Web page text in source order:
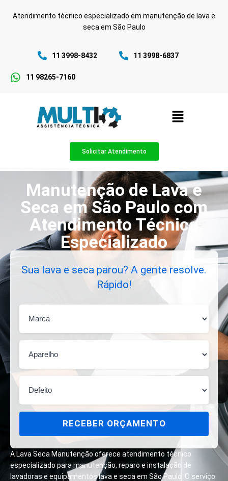
Atendimento técnico especializado em manutenção de lava e
seca em São Paulo
11 3998-8432 11 3998-6837
11 98265-7160
Solicitar Atendimento
Manutenção de Lava e
Seca em São Paulo com
Atendimento Técnico
Especializado
Sua lava e seca parou? A gente resolve.
Rápido!
RECEBER ORÇAMENTO
A Lava Seca Manutenção oferece atendimento técnico
especializado para manutenção, reparo e instalação de
lavadoras e equipamentos lava e seca em São Paulo. O serviço